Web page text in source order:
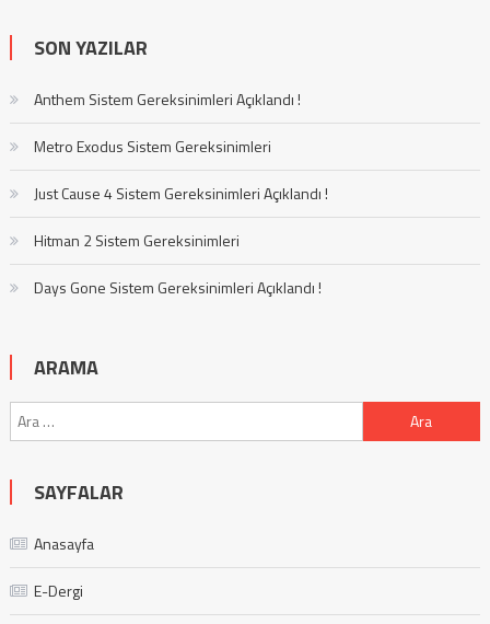
SON YAZILAR
Anthem Sistem Gereksinimleri Açıklandı !
Metro Exodus Sistem Gereksinimleri
Just Cause 4 Sistem Gereksinimleri Açıklandı !
Hitman 2 Sistem Gereksinimleri
Days Gone Sistem Gereksinimleri Açıklandı !
ARAMA
SAYFALAR
Anasayfa
E-Dergi